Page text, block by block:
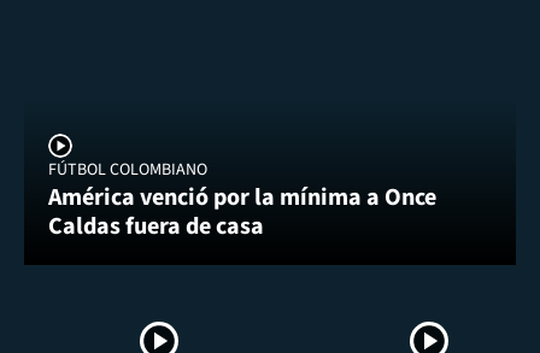
FÚTBOL COLOMBIANO
América venció por la mínima a Once
Caldas fuera de casa